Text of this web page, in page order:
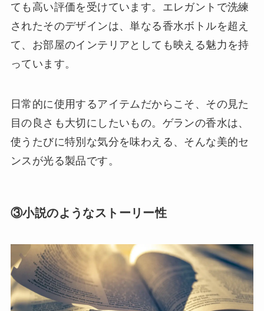
ても高い評価を受けています。エレガントで洗練
されたそのデザインは、単なる香水ボトルを超え
て、お部屋のインテリアとしても映える魅力を持
っています。
日常的に使用するアイテムだからこそ、その見た
目の良さも大切にしたいもの。ゲランの香水は、
使うたびに特別な気分を味わえる、そんな美的セ
ンスが光る製品です。
③小説のようなストーリー性